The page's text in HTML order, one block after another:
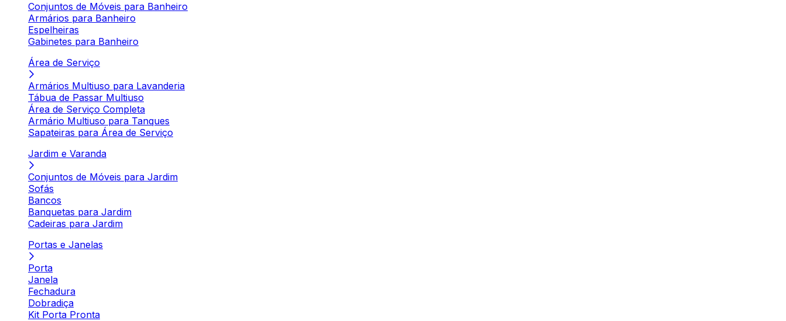
Conjuntos de Móveis para Banheiro
Armários para Banheiro
Espelheiras
Gabinetes para Banheiro
Área de Serviço
Armários Multiuso para Lavanderia
Tábua de Passar Multiuso
Área de Serviço Completa
Armário Multiuso para Tanques
Sapateiras para Área de Serviço
Jardim e Varanda
Conjuntos de Móveis para Jardim
Sofás
Bancos
Banquetas para Jardim
Cadeiras para Jardim
Portas e Janelas
Porta
Janela
Fechadura
Dobradiça
Kit Porta Pronta